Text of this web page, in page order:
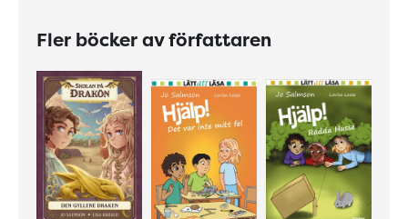
Fler böcker av författaren